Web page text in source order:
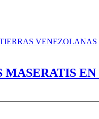
VENEZOLANAS
MASERATIS EN